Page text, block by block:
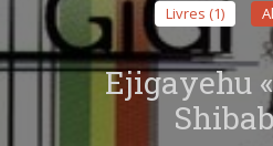
Livres (1)
Ejigayehu